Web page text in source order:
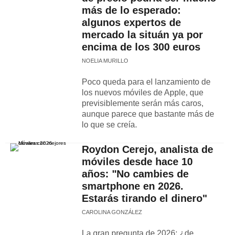
más de lo esperado:
algunos expertos de
mercado la situán ya por
encima de los 300 euros
NOELIA MURILLO
Poco queda para el lanzamiento de
los nuevos móviles de Apple, que
previsiblemente serán más caros,
aunque parece que bastante más de
lo que se creía.
Roydon Cerejo, analista de
móviles desde hace 10
años: "No cambies de
smartphone en 2026.
Estarás tirando el dinero"
CAROLINA GONZÁLEZ
La gran pregunta de 2026: ¿de